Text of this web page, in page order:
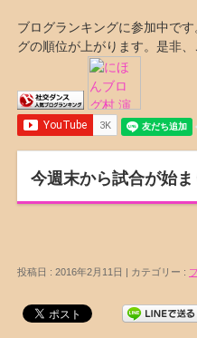
ブログランキングに参加中で
グの順位が上がります。是非
今週末から試合が始ま
投稿日 : 2016年2月11日 | カテゴリー :